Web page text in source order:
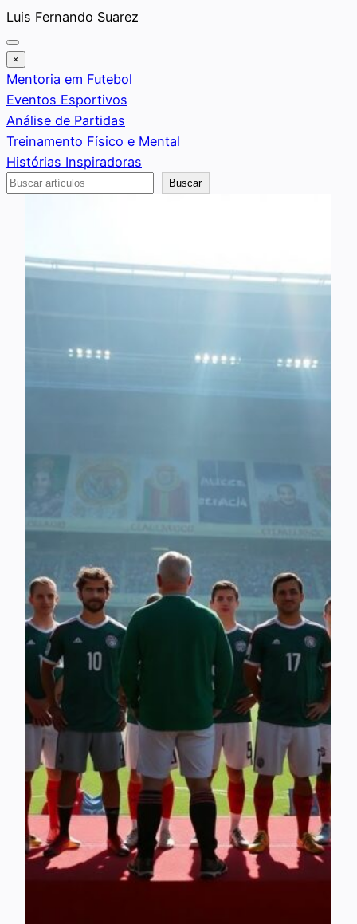
Saltar
al
contenido
Luis Fernando Suarez
×
Mentoria em Futebol
Eventos Esportivos
Análise de Partidas
Treinamento Físico e Mental
Histórias Inspiradoras
Buscar
Buscar